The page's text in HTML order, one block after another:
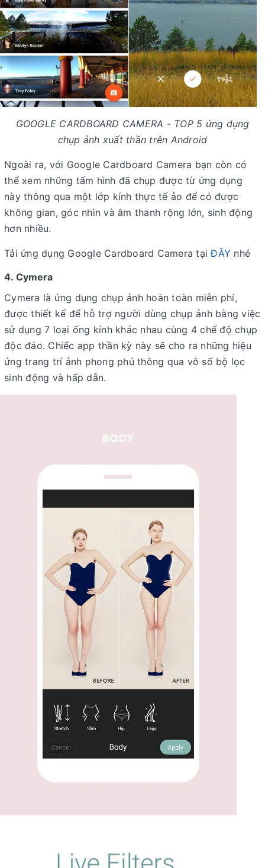
GOOGLE CARDBOARD CAMERA - TOP 5 ứng dụng
chụp ảnh xuất thần trên Android
Ngoài ra, với Google Cardboard Camera bạn còn có
thể xem những tấm hình đã chụp được từ ứng dụng
này thông qua một lớp kính thực tế ảo để có được
không gian, góc nhìn và âm thanh rộng lớn, sinh động
hơn nhiều.
Tải ứng dụng Google Cardboard Camera tạiĐÂY nhé
4. Cymera
Cymera là ứng dụng chụp ảnh hoàn toàn miễn phí,
được thiết kế để hỗ trợ người dùng chụp ảnh bằng việc
sử dụng 7 loại ống kính khác nhau cùng 4 chế độ chụp
độc đáo. Chiếc app thần kỳ này sẽ cho ra những hiệu
ứng trang trí ảnh phong phú thông qua vô số bộ lọc
sinh động và hấp dẫn.